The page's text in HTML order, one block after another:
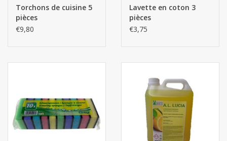
Torchons de cuisine 5
pièces
€9,80
Lavette en coton 3
pièces
€3,75